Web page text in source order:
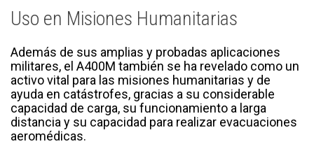
Uso en Misiones Humanitarias
Además de sus amplias y probadas aplicaciones
militares, el A400M también se ha revelado como un
activo vital para las misiones humanitarias y de
ayuda en catástrofes, gracias a su considerable
capacidad de carga, su funcionamiento a larga
distancia y su capacidad para realizar evacuaciones
aeromédicas.